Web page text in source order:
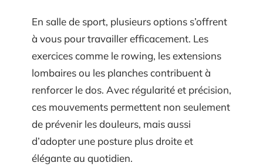
En salle de sport, plusieurs options s’offrent
à vous pour travailler efficacement. Les
exercices comme le rowing, les extensions
lombaires ou les planches contribuent à
renforcer le dos. Avec régularité et précision,
ces mouvements permettent non seulement
de prévenir les douleurs, mais aussi
d’adopter une posture plus droite et
élégante au quotidien.